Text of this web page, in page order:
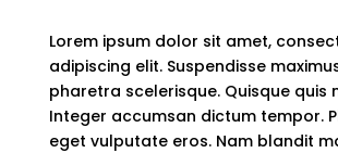
Lorem ipsum dolor sit amet,
adipiscing elit. Suspendisse
pharetra scelerisque. Quisque quis
Integer accumsan dictum tempor.
eget vulputate eros. Nam blandit